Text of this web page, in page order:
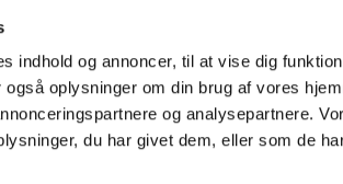
indhold og annoncer, til at vise dig
oplysninger om din brug af vores
og analysepartnere.
du har givet dem, eller som de